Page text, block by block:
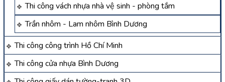
Thi công vách nhựa nhà vệ sinh - phòng tắm
Trần nhôm - Lam nhôm Bình Dương
Thi công công trình Hồ Chí Minh
Thi công cửa nhựa Bình Dương